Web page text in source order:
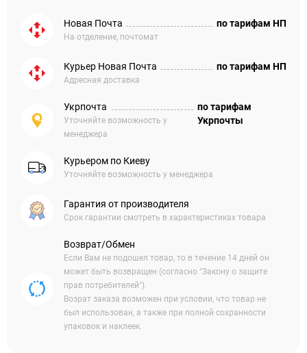
Новая Почта
На отделение, почтомат
по тарифам НП
Курьер Новая Почта
Адресная доставка
по тарифам НП
Укрпочта
Уточняйте возможность у
менеджера
по тарифам
Укрпочты
Курьером по Киеву
Уточняйте возможность у менеджера
Гарантия от производителя
Срок гарантии смотреть в характеристиках товара
Возврат/Обмен
Если Вам не подошел товар, то в течение 14 дней он
может быть возвращен (согласно "Закону о защите
прав потребителей").
Возрат заказа возможен при условии, что товар не
был использован, а также при полной сохранности
упаковок и наклеек.